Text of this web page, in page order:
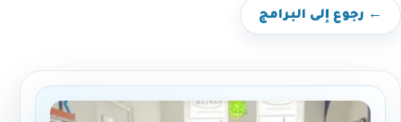
← رجوع إلى البرامج